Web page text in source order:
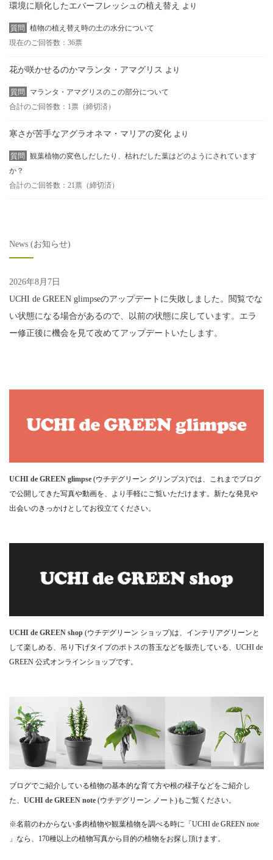
環境に順化したエバーフレッシュの植え替え より
質問
植物の植え替え時の土の水分について
現在のご回答数：36票
花が咲かせるのかマランタ・アマグリス より
質問
マランタ・アマグリスのこの部分について
合計のご回答数：1票（締切済）
寒さが苦手なアグラオネマ・マリアの変化 より
質問
観葉植物の変色しだしたり、枯れだした葉はどのようにされています
か？
合計のご回答数：21票（締切済）
News (お知らせ)
2026年8月7日
UCHI de GREEN glimpseのアップデートに失敗しました。閲覧でな
い状態になる場合があるので、以前の状態に戻しています。エラ
ー修正後に機会を見て改めてアップデートいたします。
UCHI de GREEN glimpse (ウチデグリーン グリンプス)では、これまでブログ
で公開してきた写真や動画を、より手軽にご覧いただけます。新たな発見や
出会いのきっかけとしてお役立てください。
UCHI de GREEN shop (ウチデグリーン ショップ)は、インテリアグリーンと
して楽しめる、吊り下げタイプのポトスの苔玉などを販売している、UCHI de
GREEN 公式オンラインショップです。
ブログでご紹介している植物の基本的な育て方や根の様子などをご紹介し
た、 UCHI de GREEN note (ウチデグリーン ノート)もご覧ください。
※名前のわからない多肉植物や観葉植物を調べる時に「UCHI de GREEN note
」なら、170種以上の植物写真から目的の植物をお探し頂けます。